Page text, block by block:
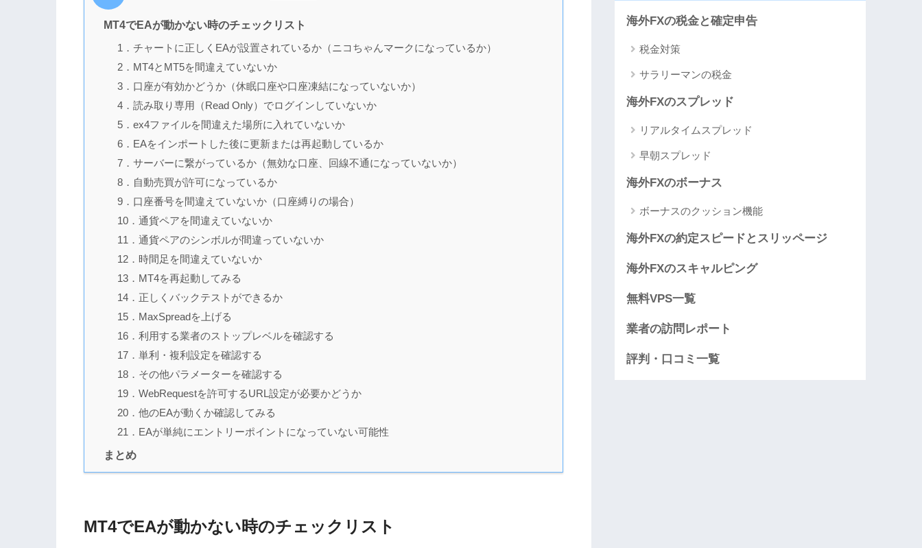
MT4でEAが動かない時のチェックリスト
1．チャートに正しくEAが設置されているか（ニコちゃんマークになっているか）
2．MT4とMT5を間違えていないか
3．口座が有効かどうか（休眠口座や口座凍結になっていないか）
4．読み取り専用（Read Only）でログインしていないか
5．ex4ファイルを間違えた場所に入れていないか
6．EAをインポートした後に更新または再起動しているか
7．サーバーに繋がっているか（無効な口座、回線不通になっていないか）
8．自動売買が許可になっているか
9．口座番号を間違えていないか（口座縛りの場合）
10．通貨ペアを間違えていないか
11．通貨ペアのシンボルが間違っていないか
12．時間足を間違えていないか
13．MT4を再起動してみる
14．正しくバックテストができるか
15．MaxSpreadを上げる
16．利用する業者のストップレベルを確認する
17．単利・複利設定を確認する
18．その他パラメーターを確認する
19．WebRequestを許可するURL設定が必要かどうか
20．他のEAが動くか確認してみる
21．EAが単純にエントリーポイントになっていない可能性
まとめ
MT4でEAが動かない時のチェックリスト
海外FXの税金と確定申告
税金対策
サラリーマンの税金
海外FXのスプレッド
リアルタイムスプレッド
早朝スプレッド
海外FXのボーナス
ボーナスのクッション機能
海外FXの約定スピードとスリッページ
海外FXのスキャルピング
無料VPS一覧
業者の訪問レポート
評判・口コミ一覧